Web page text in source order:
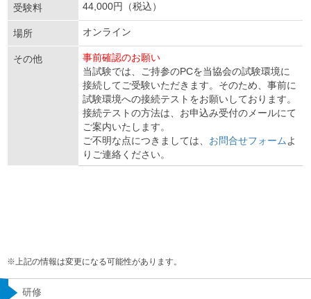
受験料 44,000円（税込）
場所 オンライン
その他
事前確認のお願い
当試験では、ご持参のPCを当協会の試験環境に
接続してご受験いただきます。そのため、事前に
試験環境への接続テストをお願いしております。
接続テストの方法は、お申込み受付のメールにて
ご案内いたします。
ご不明な点につきましては、 お問合せフォーム よ
りご連絡ください。
※上記の情報は変更になる可能性があります。
研修